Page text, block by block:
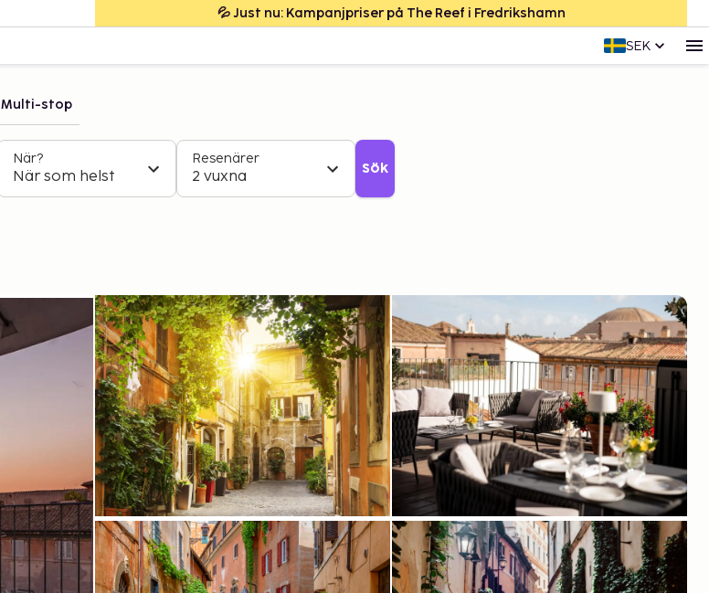
💦 Just nu: Kampanjpriser på The Reef i Fredrikshamn
SEK
Multi-stop
När?
När som helst
Resenärer
2 vuxna Sök